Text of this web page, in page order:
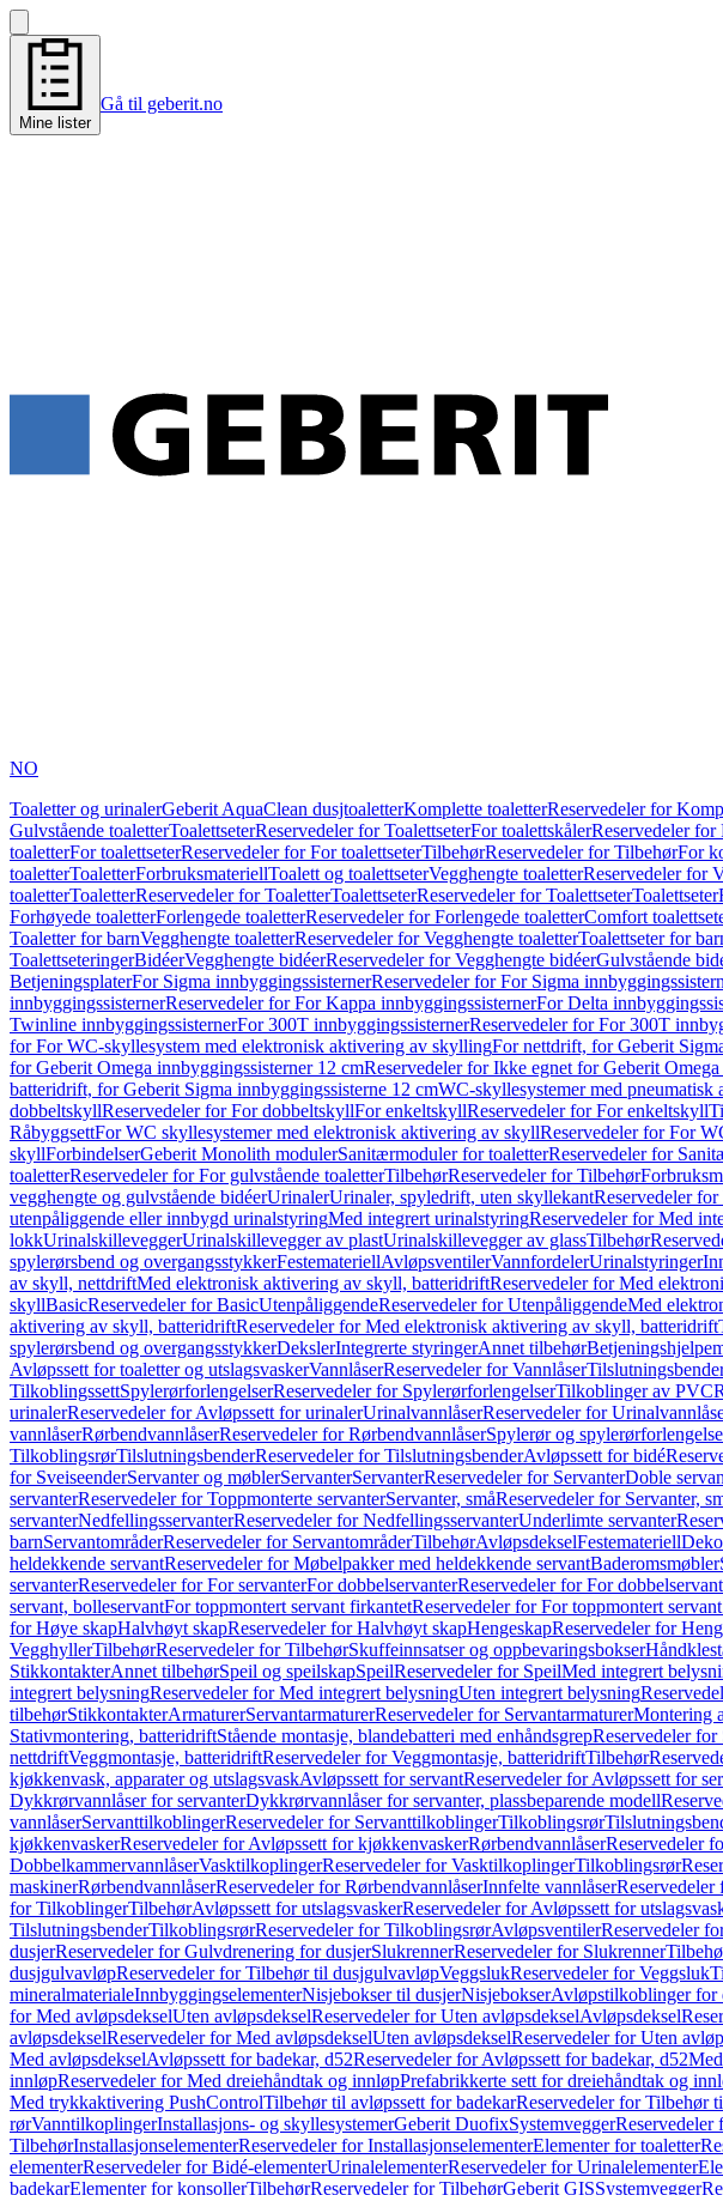
Mine lister
Gå til geberit.no
NO
Toaletter og urinalerGeberit AquaClean dusjtoaletterKomplette toaletterReservedeler for
Gulvstående toaletterToalettseterReservedeler for ToalettseterFor toalettskålerReservedeler for
toaletterFor toalettseterReservedeler for For toalettseterTilbehørReservedeler for TilbehørFor
toaletterToaletterForbruksmateriellToalett og toalettseterVegghengte toaletterReservedeler for
toaletterToaletterReservedeler for ToaletterToalettseterReservedeler for ToalettseterToalettseter
Forhøyede toaletterForlengede toaletterReservedeler for Forlengede toaletterComfort
Toaletter for barnVegghengte toaletterReservedeler for Vegghengte toaletterToalettseter for
ToalettseteringerBidéerVegghengte bidéerReservedeler for Vegghengte bidéerGulvstående
BetjeningsplaterFor Sigma innbyggingssisternerReservedeler for For Sigma
innbyggingssisternerReservedeler for For Kappa innbyggingssisternerFor Delta
Twinline innbyggingssisternerFor 300T innbyggingssisternerReservedeler for For 300T
for For WC-skyllesystem med elektronisk aktivering av skyllingFor nettdrift, for Geberit
for Geberit Omega innbyggingssisterner 12 cmReservedeler for Ikke egnet for Geberit
batteridrift, for Geberit Sigma innbyggingssisterne 12 cmWC-skyllesystemer med pneumatisk
dobbeltskyllReservedeler for For dobbeltskyllFor enkeltskyllReservedeler for For enkeltskyll
RåbyggsettFor WC skyllesystemer med elektronisk aktivering av skyllReservedeler for For
skyllForbindelserGeberit Monolith modulerSanitærmoduler for toaletterReservedeler for
toaletterReservedeler for For gulvstående toaletterTilbehørReservedeler for Tilbehør
vegghengte og gulvstående bidéerUrinalerUrinaler, spyledrift, uten skyllekantReservedeler
utenpåliggende eller innbygd urinalstyringMed integrert urinalstyringReservedeler for Med
lokkUrinalskilleveggerUrinalskillevegger av plastUrinalskillevegger av glassTilbehør
spylerørsbend og overgangsstykkerFestemateriellAvløpsventilerVannfordelerUrinalstyringer
av skyll, nettdriftMed elektronisk aktivering av skyll, batteridriftReservedeler for Med
skyllBasicReservedeler for BasicUtenpåliggendeReservedeler for UtenpåliggendeMed
aktivering av skyll, batteridriftReservedeler for Med elektronisk aktivering av skyll, batteridrift
spylerørsbend og overgangsstykkerDekslerIntegrerte styringerAnnet tilbehør
Avløpssett for toaletter og utslagsvaskerVannlåserReservedeler for Vannlåser
TilkoblingssettSpylerørforlengelserReservedeler for SpylerørforlengelserTilkoblinger av PVC
urinalerReservedeler for Avløpssett for urinalerUrinalvannlåserReservedeler for
vannlåserRørbendvannlåserReservedeler for RørbendvannlåserSpylerør og
TilkoblingsrørTilslutningsbenderReservedeler for TilslutningsbenderAvløpssett for bidé
for SveiseenderServanter og møblerServanterServanterReservedeler for ServanterDoble
servanterReservedeler for Toppmonterte servanterServanter, småReservedeler for Servanter,
servanterNedfellingsservanterReservedeler for NedfellingsservanterUnderlimte servanter
barnServantområderReservedeler for ServantområderTilbehørAvløpsdekselFestemateriell
heldekkende servantReservedeler for Møbelpakker med heldekkende servantBaderomsmøbler
servanterReservedeler for For servanterFor dobbelservanterReservedeler for For
servant, bolleservantFor toppmontert servant firkantetReservedeler for For toppmontert
for Høye skapHalvhøyt skapReservedeler for Halvhøyt skapHengeskapReservedeler for
VegghyllerTilbehørReservedeler for TilbehørSkuffeinnsatser og oppbevaringsbokser
StikkontakterAnnet tilbehørSpeil og speilskapSpeilReservedeler for SpeilMed integrert
integrert belysningReservedeler for Med integrert belysningUten integrert belysning
tilbehørStikkontakterArmaturerServantarmaturerReservedeler for ServantarmaturerMontering
Stativmontering, batteridriftStående montasje, blandebatteri med enhåndsgrepReservedeler for
nettdriftVeggmontasje, batteridriftReservedeler for Veggmontasje, batteridriftTilbehør
kjøkkenvask, apparater og utslagsvaskAvløpssett for servantReservedeler for Avløpssett for
Dykkrørvannlåser for servanterDykkrørvannlåser for servanter, plassbeparende modell
vannlåserServanttilkoblingerReservedeler for ServanttilkoblingerTilkoblingsrør
kjøkkenvaskerReservedeler for Avløpssett for kjøkkenvaskerRørbendvannlåserReservedeler
DobbelkammervannlåserVasktilkoplingerReservedeler for VasktilkoplingerTilkoblingsrør
maskinerRørbendvannlåserReservedeler for RørbendvannlåserInnfelte vannlåserReservedeler
for TilkoblingerTilbehørAvløpssett for utslagsvaskerReservedeler for Avløpssett for
TilslutningsbenderTilkoblingsrørReservedeler for TilkoblingsrørAvløpsventilerReservedeler
dusjerReservedeler for Gulvdrenering for dusjerSlukrennerReservedeler for Slukrenner
dusjgulvavløpReservedeler for Tilbehør til dusjgulvavløpVeggslukReservedeler for Veggsluk
mineralmaterialeInnbyggingselementerNisjebokser til dusjerNisjebokserAvløpstilkoblinger for
for Med avløpsdekselUten avløpsdekselReservedeler for Uten avløpsdekselAvløpsdeksel
avløpsdekselReservedeler for Med avløpsdekselUten avløpsdekselReservedeler for Uten
Med avløpsdekselAvløpssett for badekar, d52Reservedeler for Avløpssett for badekar, d52
innløpReservedeler for Med dreiehåndtak og innløpPrefabrikkerte sett for dreiehåndtak og
Med trykkaktivering PushControlTilbehør til avløpssett for badekarReservedeler for Tilbehør
rørVanntilkoplingerInstallasjons- og skyllesystemerGeberit DuofixSystemveggerReservedeler
TilbehørInstallasjonselementerReservedeler for InstallasjonselementerElementer for toaletter
elementerReservedeler for Bidé-elementerUrinalelementerReservedeler for Urinalelementer
badekarElementer for konsollerTilbehørReservedeler for TilbehørGeberit GISSystemvegger